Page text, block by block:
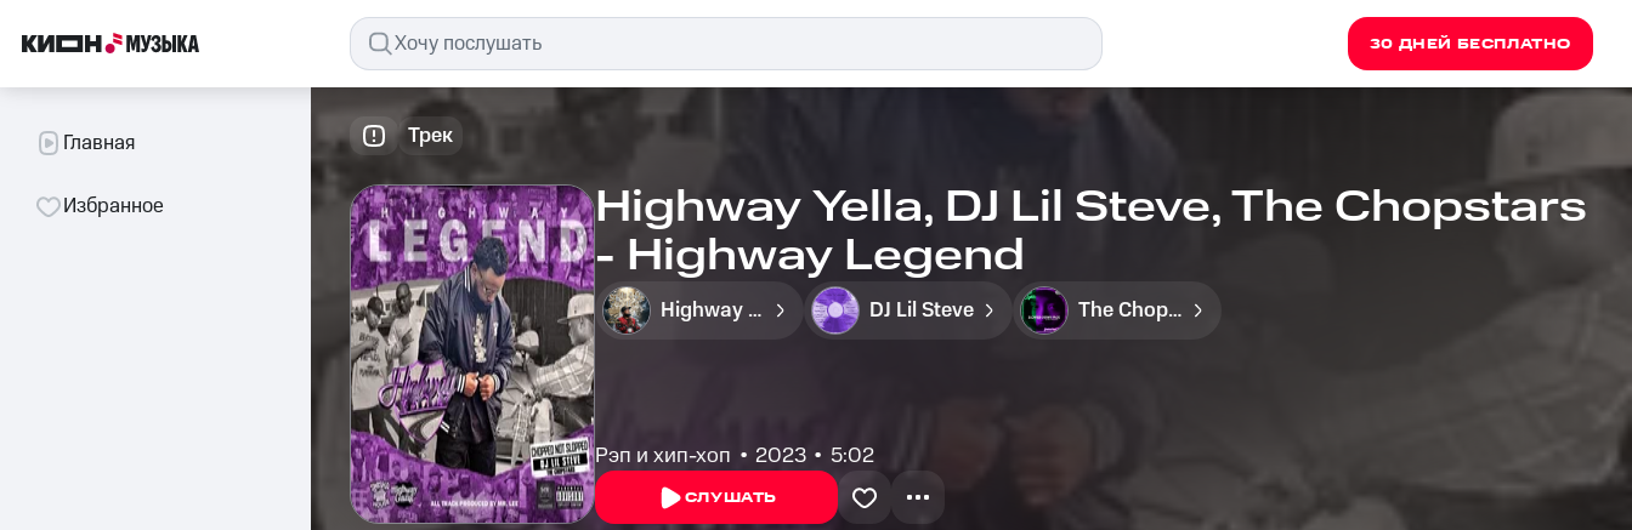
30 ДНЕЙ БЕСПЛАТНО
Главная
Избранное
Трек
Highway Yella, DJ Lil Steve, The Chopstars
- Highway Legend
Highway Yella DJ Lil Steve The Chopstars
Рэп и хип-хоп 2023 5:02
СЛУШАТЬ